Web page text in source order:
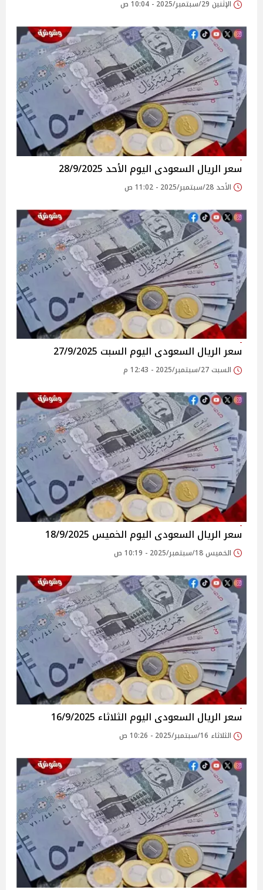
الإثنين 29/سبتمبر/2025 - 10:04 ص
سعر الريال السعودى اليوم الأحد 28/9/2025
الأحد 28/سبتمبر/2025 - 11:02 ص
سعر الريال السعودى اليوم السبت 27/9/2025
السبت 27/سبتمبر/2025 - 12:43 م
سعر الريال السعودى اليوم الخميس 18/9/2025
الخميس 18/سبتمبر/2025 - 10:19 ص
سعر الريال السعودى اليوم الثلاثاء 16/9/2025
الثلاثاء 16/سبتمبر/2025 - 10:26 ص